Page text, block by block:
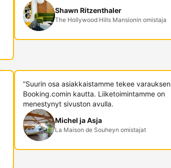
Shawn Ritzenthaler
The Hollywood Hills Mansionin omistaja
”Suurin osa asiakkaistamme tekee varauksen
Booking.comin kautta. Liiketoimintamme on
menestynyt sivuston avulla.
Michel ja Asja
La Maison de Souheyn omistajat